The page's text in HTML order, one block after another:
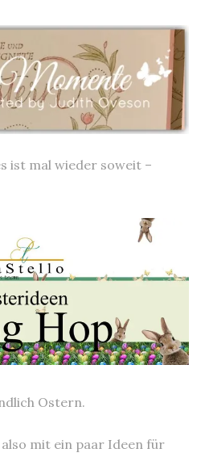
ist mal wieder soweit –
Ostern.
mit ein paar Ideen für